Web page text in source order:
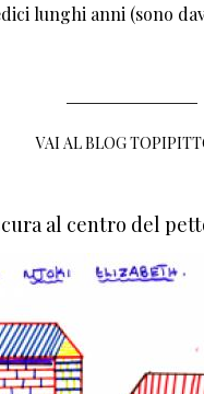
lunghi anni (sono
VAI AL BLOG
al centro del